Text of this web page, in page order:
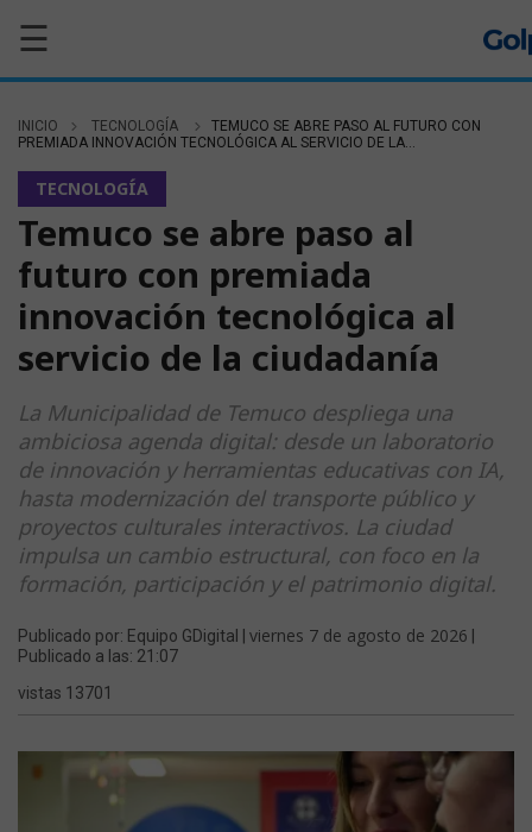
☰
INICIO TECNOLOGÍA
TEMUCO SE ABRE PASO AL FUTURO CON
PREMIADA INNOVACIÓN TECNOLÓGICA AL SERVICIO DE LA...
TECNOLOGÍA
Temuco se abre paso al
futuro con premiada
innovación tecnológica al
servicio de la ciudadanía
La Municipalidad de Temuco despliega una
ambiciosa agenda digital: desde un laboratorio
de innovación y herramientas educativas con IA,
hasta modernización del transporte público y
proyectos culturales interactivos. La ciudad
impulsa un cambio estructural, con foco en la
formación, participación y el patrimonio digital.
Publicado por: Equipo GDigital | viernes 7 de agosto de 2026
Publicado a las: 21:07
vistas 13701